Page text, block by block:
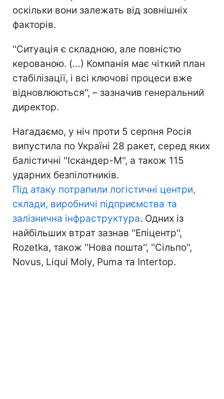
оскільки вони залежать від зовнішніх
факторів.
''Ситуація є складною, але повністю
керованою. (…) Компанія має чіткий план
стабілізації, і всі ключові процеси вже
відновлюються'', – зазначив генеральний
директор.
Нагадаємо, у ніч проти 5 серпня Росія
випустила по Україні 28 ракет, серед яких
балістичні ''Іскандер-М'', а також 115
ударних безпілотників.
Під атаку потрапили логістичні центри,
склади, виробничі підприємства та
залізнична інфраструктура. Одних із
найбільших втрат зазнав ''Епіцентр'',
Rozetka, також ''Нова пошта'', ''Сільпо'',
Novus, Liqui Moly, Puma та Intertop.